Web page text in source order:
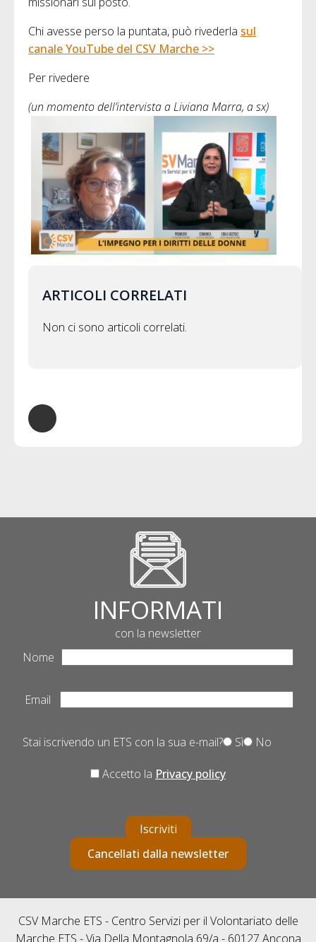
Chi avesse perso la puntata, può rivederla sul
canale YouTube del CSV Marche >>
Per rivedere
(un momento dell’intervista a Liviana Marra, a sx)
ARTICOLI CORRELATI
Non ci sono articoli correlati.
INFORMATI
con la newsletter
Nome
Email
Stai iscrivendo un ETS con la sua e-mail? Sì No
Accetto la Privacy policy
Iscriviti
Cancellati dalla newsletter
CSV Marche ETS - Centro Servizi per il Volontariato delle
Marche ETS - Via Della Montagnola 69/a - 60127 Ancona